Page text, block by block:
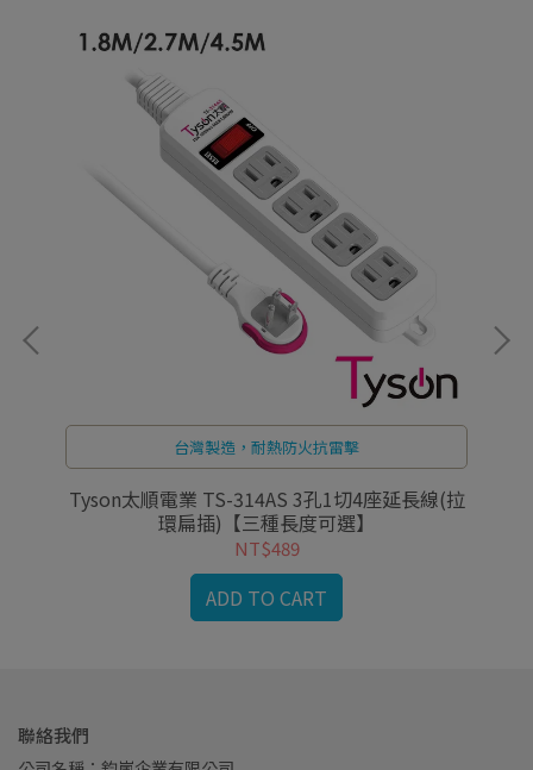
台灣製造，耐熱防火抗雷擊
Tyson太順電業 TS-314AS 3孔1切4座延長線(拉
環扁插)【三種長度可選】
NT$489
ADD TO CART
聯絡我們